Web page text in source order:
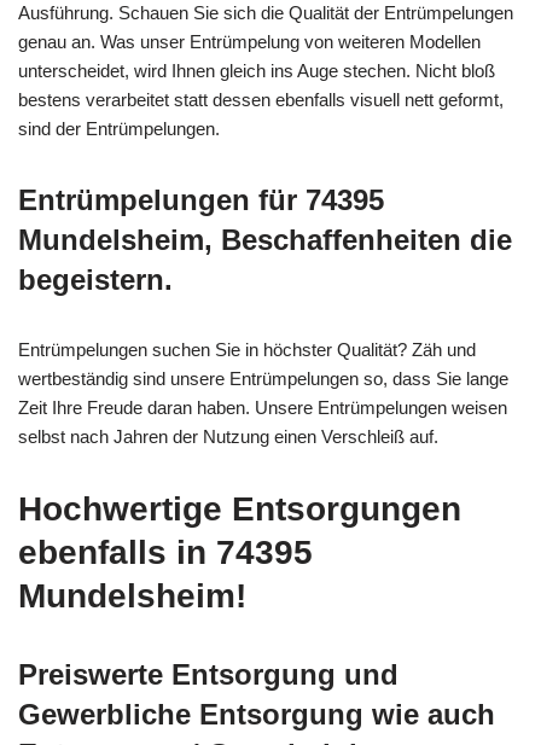
Ausführung. Schauen Sie sich die Qualität der Entrümpelungen
genau an. Was unser Entrümpelung von weiteren Modellen
unterscheidet, wird Ihnen gleich ins Auge stechen. Nicht bloß
bestens verarbeitet statt dessen ebenfalls visuell nett geformt,
sind der Entrümpelungen.
Entrümpelungen für 74395
Mundelsheim, Beschaffenheiten die
begeistern.
Entrümpelungen suchen Sie in höchster Qualität? Zäh und
wertbeständig sind unsere Entrümpelungen so, dass Sie lange
Zeit Ihre Freude daran haben. Unsere Entrümpelungen weisen
selbst nach Jahren der Nutzung einen Verschleiß auf.
Hochwertige Entsorgungen
ebenfalls in 74395
Mundelsheim!
Preiswerte Entsorgung und
Gewerbliche Entsorgung wie auch